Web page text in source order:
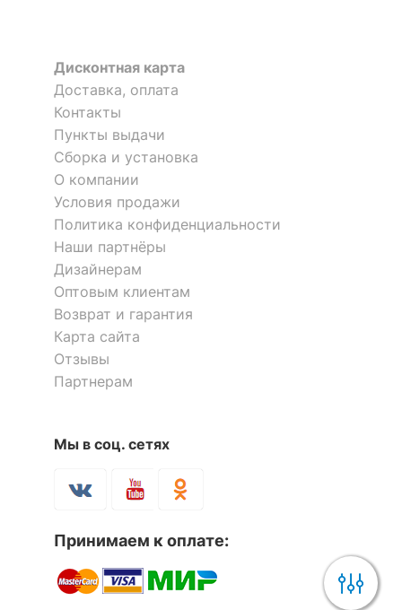
Дисконтная карта
Доставка, оплата
Контакты
Пункты выдачи
Сборка и установка
О компании
Условия продажи
Политика конфиденциальности
Наши партнёры
Дизайнерам
Оптовым клиентам
Возврат и гарантия
Карта сайта
Отзывы
Партнерам
Мы в соц. сетях
Принимаем к оплате: